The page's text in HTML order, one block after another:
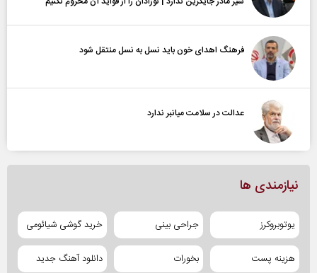
فرهنگ اهدای خون باید نسل به نسل منتقل شود
عدالت در سلامت میانبر ندارد
نیازمندی ها
یوتوبروکرز جراحی بینی خرید گوشی شیائومی
هزینه پست بخورات دانلود آهنگ جدید